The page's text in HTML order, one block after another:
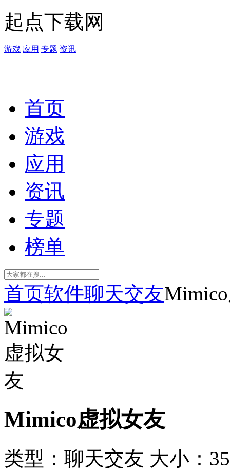
起点下载网
游戏 应用 专题 资讯
首页
游戏
应用
资讯
专题
榜单
首页软件聊天交友
Mimico虚拟女友
类型：聊天交友 大小：